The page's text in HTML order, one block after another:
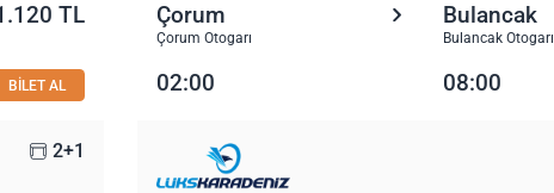
TL
BİLET AL
Çorum
Çorum Otogarı
Bulancak
Bulancak Otogarı
02:00 08:00
2+1